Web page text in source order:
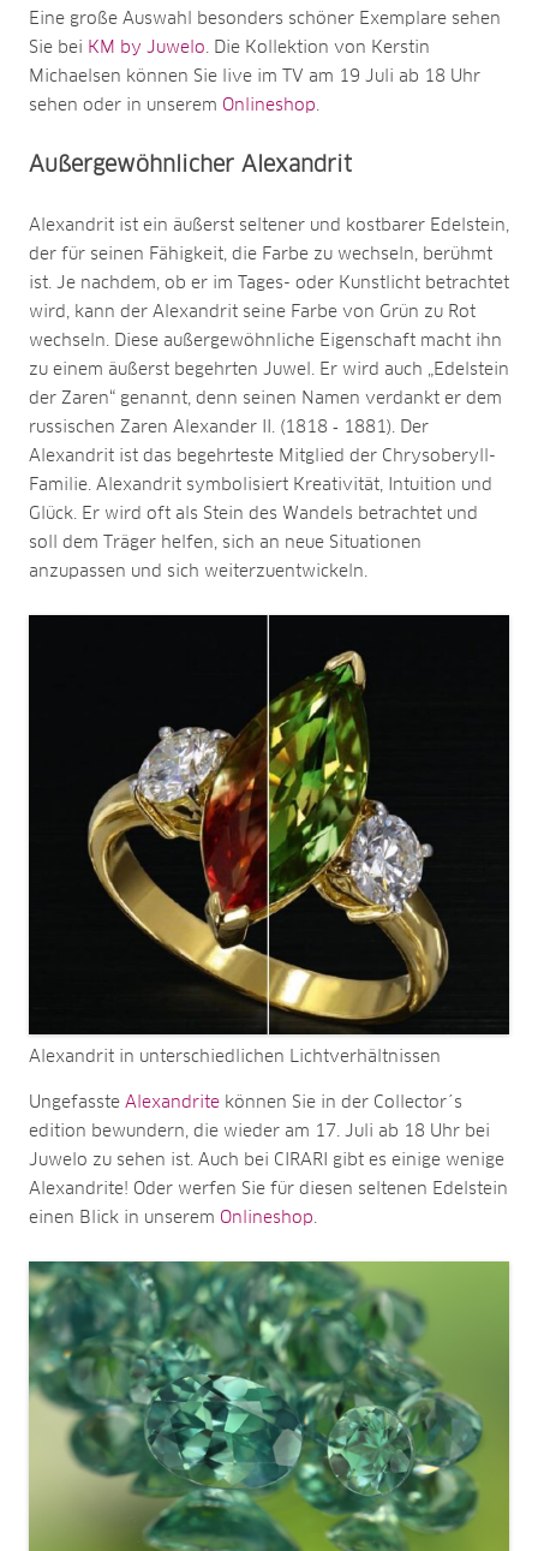
Eine große Auswahl besonders schöner Exemplare sehen
Sie bei KM by Juwelo. Die Kollektion von Kerstin
Michaelsen können Sie live im TV am 19 Juli ab 18 Uhr
sehen oder in unserem Onlineshop.
Außergewöhnlicher Alexandrit
Alexandrit ist ein äußerst seltener und kostbarer Edelstein,
der für seinen Fähigkeit, die Farbe zu wechseln, berühmt
ist. Je nachdem, ob er im Tages- oder Kunstlicht betrachtet
wird, kann der Alexandrit seine Farbe von Grün zu Rot
wechseln. Diese außergewöhnliche Eigenschaft macht ihn
zu einem äußerst begehrten Juwel. Er wird auch „Edelstein
der Zaren“ genannt, denn seinen Namen verdankt er dem
russischen Zaren Alexander II. (1818 ‐ 1881). Der
Alexandrit ist das begehrteste Mitglied der Chrysoberyll-
Familie. Alexandrit symbolisiert Kreativität, Intuition und
Glück. Er wird oft als Stein des Wandels betrachtet und
soll dem Träger helfen, sich an neue Situationen
anzupassen und sich weiterzuentwickeln.
Alexandrit in unterschiedlichen Lichtverhältnissen
Ungefasste Alexandrite können Sie in der Collector´s
edition bewundern, die wieder am 17. Juli ab 18 Uhr bei
Juwelo zu sehen ist. Auch bei CIRARI gibt es einige wenige
Alexandrite! Oder werfen Sie für diesen seltenen Edelstein
einen Blick in unserem Onlineshop.